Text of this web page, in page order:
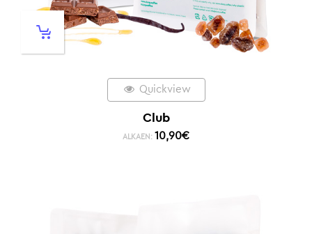
Quickview
Club
ALKAEN: 10,90€